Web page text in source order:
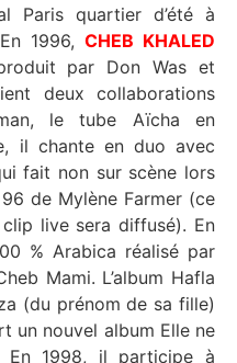
Paris quartier d’été à
chanter à l’Opéra Garnier. En 1996, CHEB KHALED
par Don Was et
deux collaborations
le tube Aïcha en
il chante en duo avec
fait non sur scène lors
de Mylène Farmer (ce
live sera diffusé). En
% Arabica réalisé par
Mami. L’album Hafla
(du prénom de sa fille)
un nouvel album Elle ne
1998, il participe à